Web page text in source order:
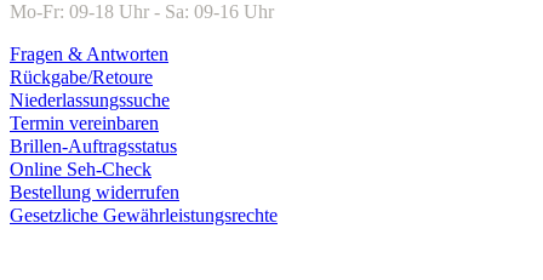
Mo-Fr: 09-18 Uhr - Sa: 09-16 Uhr
Fragen & Antworten
Rückgabe/Retoure
Niederlassungssuche
Termin vereinbaren
Brillen-Auftragsstatus
Online Seh-Check
Bestellung widerrufen
Gesetzliche Gewährleistungsrechte